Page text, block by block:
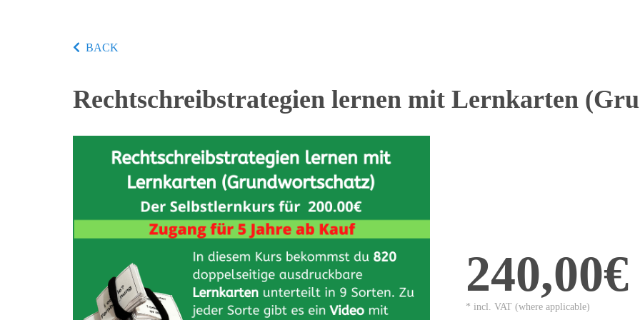
BACK
Rechtschreibstrategien lernen mit Lernkarten
240,00€
* incl. VAT (where applicable)